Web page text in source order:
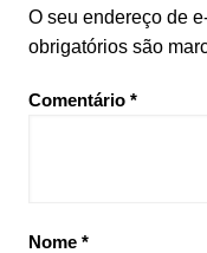
O seu endereço de
obrigatórios são
Comentário *
Nome *